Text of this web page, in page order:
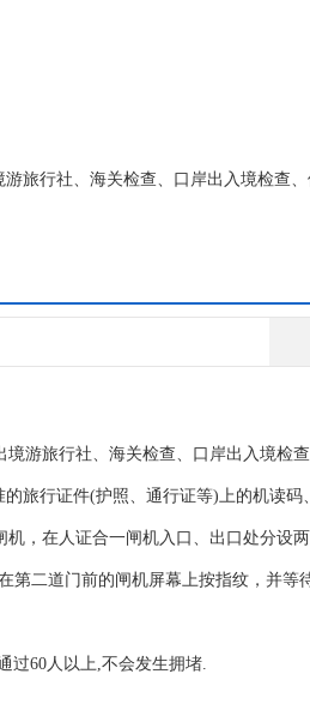
旅行社、海关检查、口岸出入境检查
游旅行社、海关检查、口岸出入境检
旅行证件(护照、通行证等)上的机读
，在人证合一闸机入口、出口处分设
第二道门前的闸机屏幕上按指纹，并等
60人以上,不会发生拥堵.